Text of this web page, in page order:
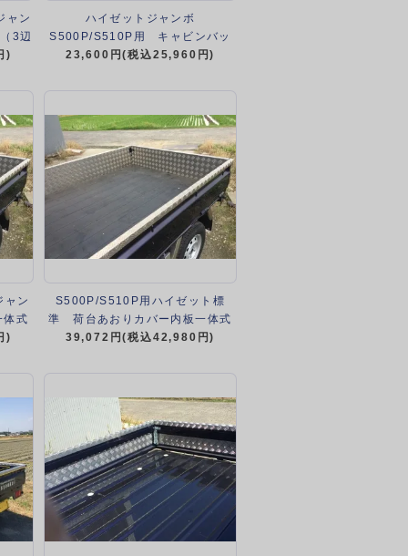
ャン
3辺
)
ハイゼットジャンボ
S500P/S510P用 キャビンバッ
クパネル下カバーフルキット（ア
23,600円(税込25,960円)
ャン
式
)
S500P/S510P用ハイゼット標
準 荷台あおりカバー内板一体式
アルミ縞板 （3辺セット）
39,072円(税込42,980円)